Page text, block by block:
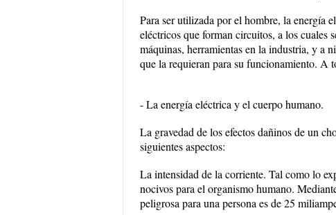
Para ser utilizada por el hombre, la energía
eléctricos que forman circuitos, a los cuales
máquinas, herramientas en la industria, y a
que la requieran para su funcionamiento. A
- La energía eléctrica y el cuerpo humano.
La gravedad de los efectos dañinos de un
siguientes aspectos:
La intensidad de la corriente. Tal como lo
nocivos para el organismo humano.
peligrosa para una persona es de 25